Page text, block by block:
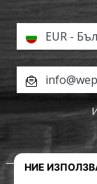
EUR -